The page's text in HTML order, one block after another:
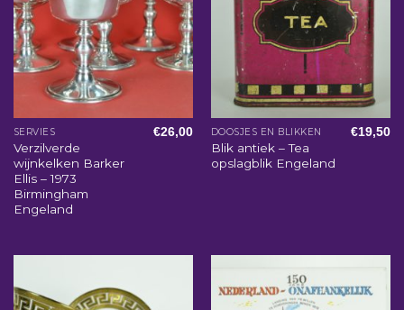
SERVIES
Verzilverde
wijnkelken Barker
Ellis – 1973
Birmingham
Engeland
€26,00 DOOSJES EN BLIKKEN
Blik antiek – Tea
opslagblik Engeland
€19,50